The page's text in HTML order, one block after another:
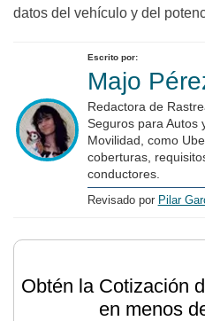
datos del vehículo y del
Escrito por:
Majo
Redactora de
Seguros para Autos
Movilidad, como
coberturas,
conductores.
Revisado por Pilar
Obtén la Cotización
en menos